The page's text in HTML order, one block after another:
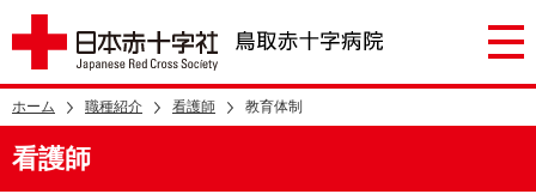
ホーム 職種紹介 看護師 教育体制
看護師